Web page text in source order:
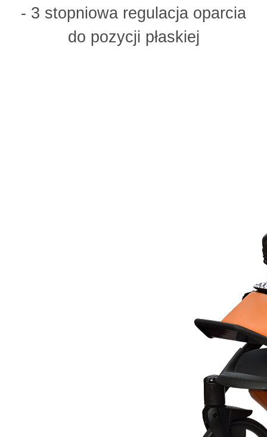
- 3 stopniowa regulacja oparcia
do pozycji płaskiej